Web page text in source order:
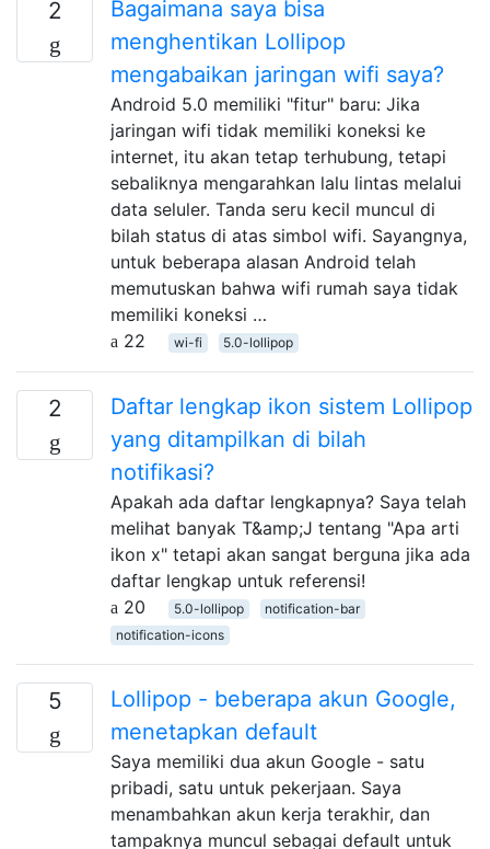
2
Bagaimana saya bisa
menghentikan Lollipop
mengabaikan jaringan wifi saya?
Android 5.0 memiliki "fitur" baru: Jika
jaringan wifi tidak memiliki koneksi ke
internet, itu akan tetap terhubung, tetapi
sebaliknya mengarahkan lalu lintas melalui
data seluler. Tanda seru kecil muncul di
bilah status di atas simbol wifi. Sayangnya,
untuk beberapa alasan Android telah
memutuskan bahwa wifi rumah saya tidak
memiliki koneksi …
22
wi-fi 5.0-lollipop
2
Daftar lengkap ikon sistem Lollipop
yang ditampilkan di bilah
notifikasi?
Apakah ada daftar lengkapnya? Saya telah
melihat banyak T&amp;J tentang "Apa arti
ikon x" tetapi akan sangat berguna jika ada
daftar lengkap untuk referensi!
20
5.0-lollipop
notification-bar
notification-icons
5
Lollipop - beberapa akun Google,
menetapkan default
Saya memiliki dua akun Google - satu
pribadi, satu untuk pekerjaan. Saya
menambahkan akun kerja terakhir, dan
tampaknya muncul sebagai default untuk